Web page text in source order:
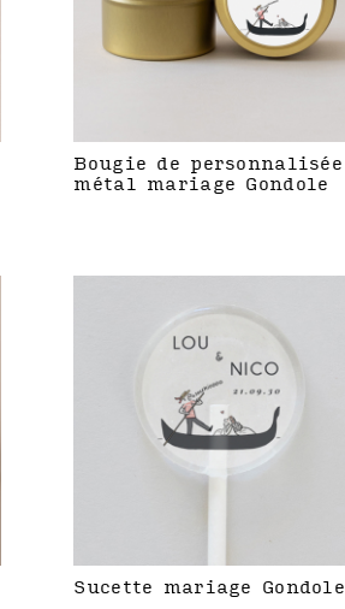
Bougie de personnalisée
métal mariage Gondole
Sucette mariage Gondole